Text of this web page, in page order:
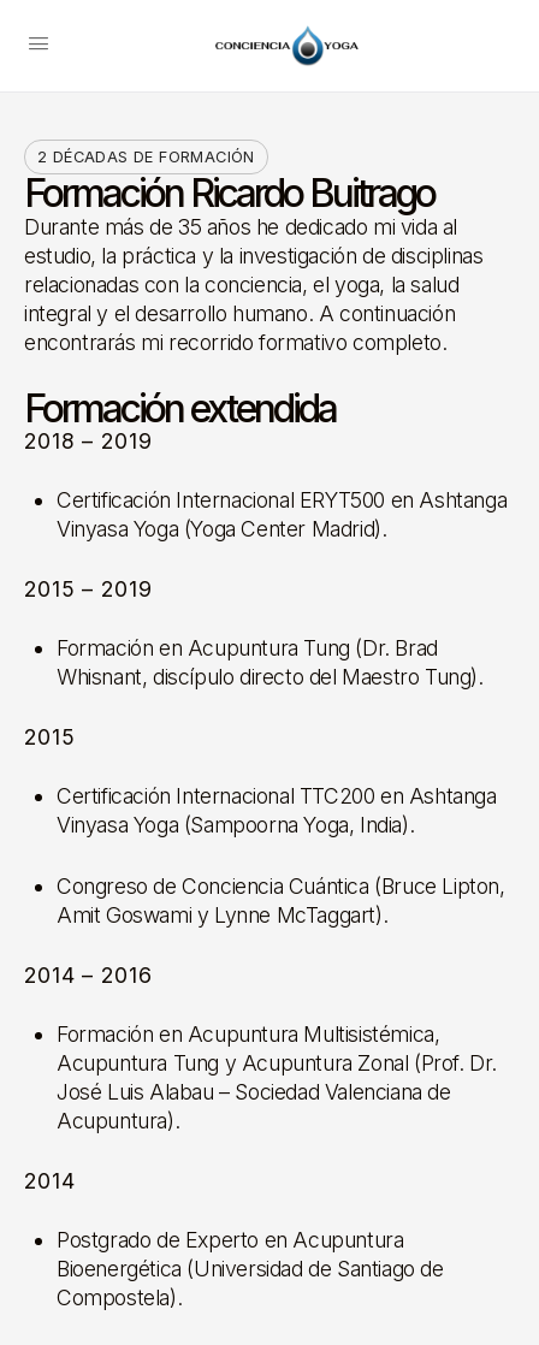
2 DÉCADAS DE FORMACIÓN
Formación Ricardo Buitrago
Durante más de 35 años he dedicado mi vida al
estudio, la práctica y la investigación de disciplinas
relacionadas con la conciencia, el yoga, la salud
integral y el desarrollo humano. A continuación
encontrarás mi recorrido formativo completo.
Formación extendida
2018 – 2019
Certificación Internacional ERYT500 en Ashtanga
Vinyasa Yoga (Yoga Center Madrid).
2015 – 2019
Formación en Acupuntura Tung (Dr. Brad
Whisnant, discípulo directo del Maestro Tung).
2015
Certificación Internacional TTC200 en Ashtanga
Vinyasa Yoga (Sampoorna Yoga, India).
Congreso de Conciencia Cuántica (Bruce Lipton,
Amit Goswami y Lynne McTaggart).
2014 – 2016
Formación en Acupuntura Multisistémica,
Acupuntura Tung y Acupuntura Zonal (Prof. Dr.
José Luis Alabau – Sociedad Valenciana de
Acupuntura).
2014
Postgrado de Experto en Acupuntura
Bioenergética (Universidad de Santiago de
Compostela).